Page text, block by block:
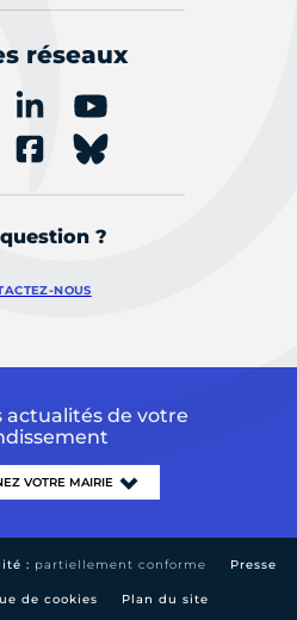
réseaux
?
NOUS
actualités de votre
: partiellement conforme Presse
de cookies Plan du site